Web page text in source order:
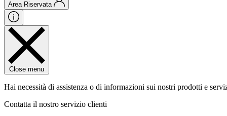
Area Riservata
Close menu
Hai necessità di assistenza o di informazioni sui nostri prodotti e
Contatta il nostro servizio clienti